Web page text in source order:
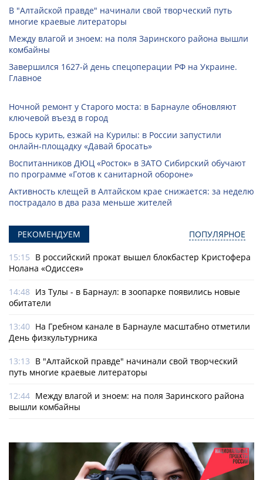
В "Алтайской правде" начинали свой творческий путь
многие краевые литераторы
Между влагой и зноем: на поля Заринского района вышли
комбайны
Завершился 1627-й день спецоперации РФ на Украине.
Главное
Ночной ремонт у Старого моста: в Барнауле обновляют
ключевой въезд в город
Брось курить, езжай на Курилы: в России запустили
онлайн-­площадку «Давай бросать»
Воспитанников ДЮЦ «Росток» в ЗАТО Сибирский обучают
по программе «Готов к санитарной обороне»
Активность клещей в Алтайском крае снижается: за неделю
пострадало в два раза меньше жителей
РЕКОМЕНДУЕМ ПОПУЛЯРНОЕ
15:15 В российский прокат вышел блокбастер Кристофера
Нолана «Одиссея»
14:48 Из Тулы - в Барнаул: в зоопарке появились новые
обитатели
13:40 На Гребном канале в Барнауле масштабно отметили
День физкультурника
13:13 В "Алтайской правде" начинали свой творческий
путь многие краевые литераторы
12:44 Между влагой и зноем: на поля Заринского района
вышли комбайны